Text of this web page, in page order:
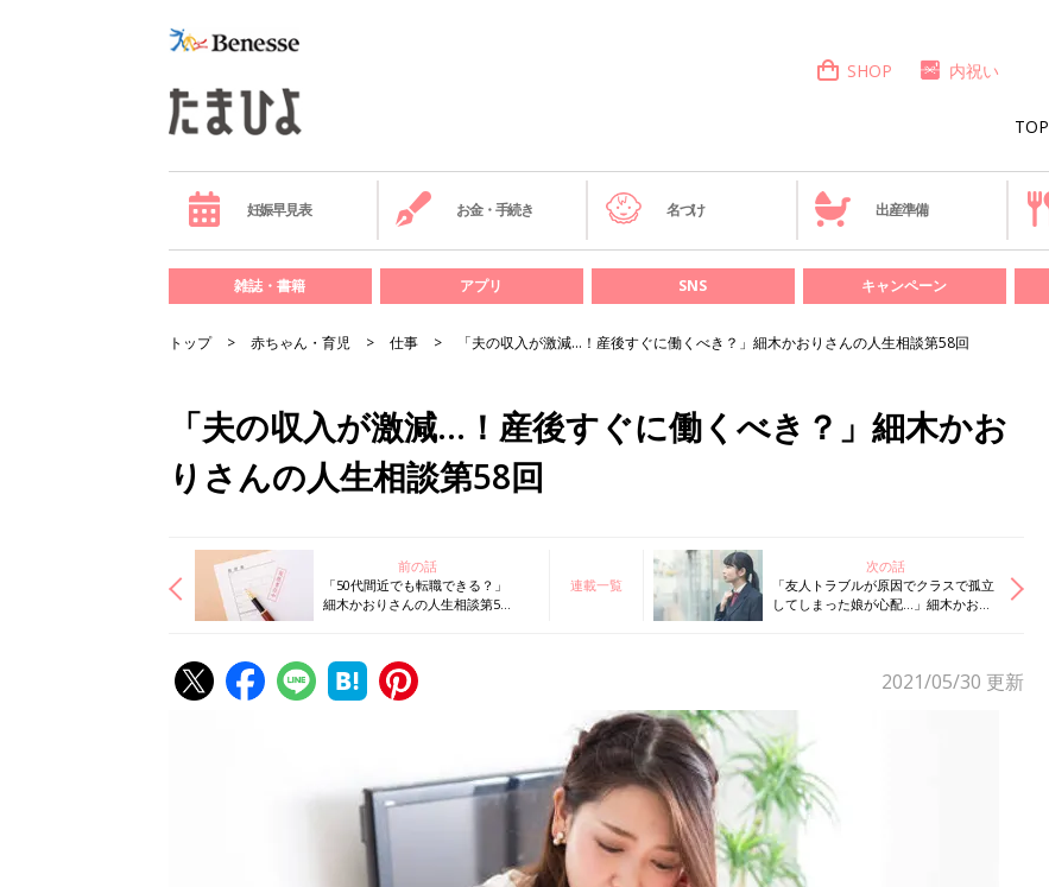
TOP
SHOP 内祝い
妊娠早見表 お金・手続き 名づけ 出産準備
雑誌・書籍 アプリ SNS キャンペーン
トップ 赤ちゃん・育児 仕事 「夫の収入が激減…！産後すぐに働くべき？」細木かおりさんの人生相談第58回
「夫の収入が激減…！産後すぐに働くべき？」細木かお
りさんの人生相談第58回
前の話
「50代間近でも転職できる？」
細木かおりさんの人生相談第57
連載一覧
次の話
「友人トラブルが原因でクラスで孤立
してしまった娘が心配…」細木かおり
2021/05/30 更新